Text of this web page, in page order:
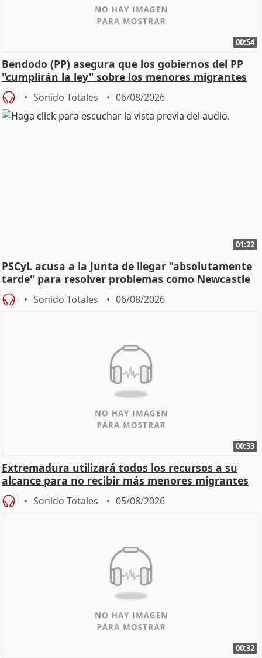
00:54
Bendodo (PP) asegura que los gobiernos del PP
"cumplirán la ley" sobre los menores migrantes
Sonido Totales 06/08/2026
01:22
PSCyL acusa a la Junta de llegar "absolutamente
tarde" para resolver problemas como Newcastle
Sonido Totales 06/08/2026
00:33
Extremadura utilizará todos los recursos a su
alcance para no recibir más menores migrantes
Sonido Totales 05/08/2026
00:32